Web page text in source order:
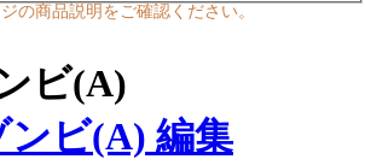
の商品説明をご確認ください。
ビ(A)